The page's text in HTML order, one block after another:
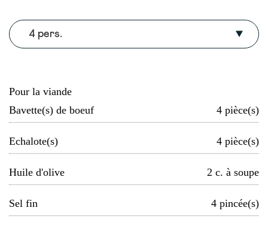
4 pers.
Pour la viande
Bavette(s) de boeuf
4 pièce(s)
Echalote(s) 4 pièce(s)
Huile d'olive 2 c. à soupe
Sel fin 4 pincée(s)